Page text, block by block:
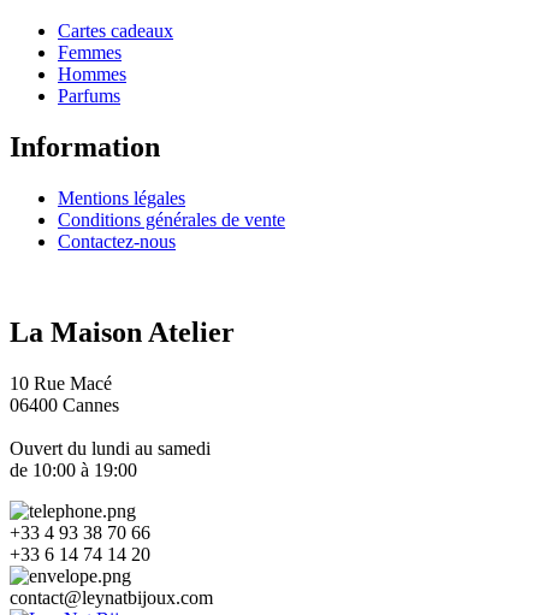
Cartes cadeaux
Femmes
Hommes
Parfums
Information
Mentions légales
Conditions générales de vente
Contactez-nous
La Maison Atelier
10 Rue Macé
06400 Cannes
Ouvert du lundi au samedi
de 10:00 à 19:00
+33 4 93 38 70 66
+33 6 14 74 14 20​
contact@leynatbijoux.com